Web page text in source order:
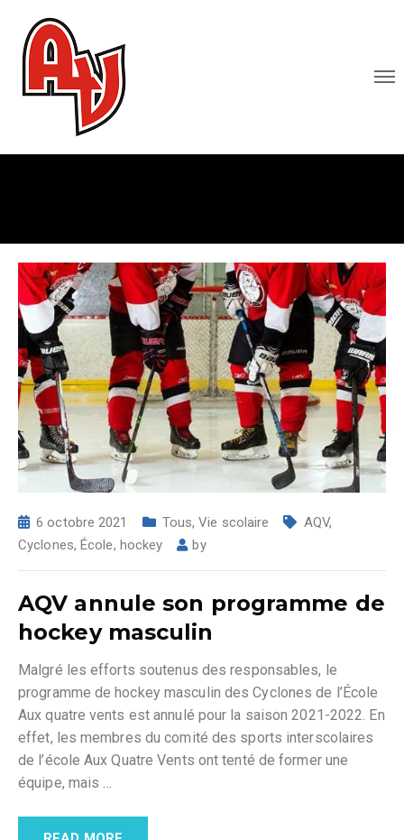
6 octobre 2021 Tous,Vie scolaire AQV,
Cyclones,École, hockey by
AQV annule son programme de
hockey masculin
Malgré les efforts soutenus des responsables, le
programme de hockey masculin des Cyclones de l’École
Aux quatre vents est annulé pour la saison 2021-2022. En
effet, les membres du comité des sports interscolaires
de l’école Aux Quatre Vents ont tenté de former une
équipe, mais…